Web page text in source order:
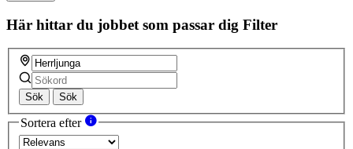
Här hittar du jobbet som passar dig Filter
Sök Sök
Sortera efter